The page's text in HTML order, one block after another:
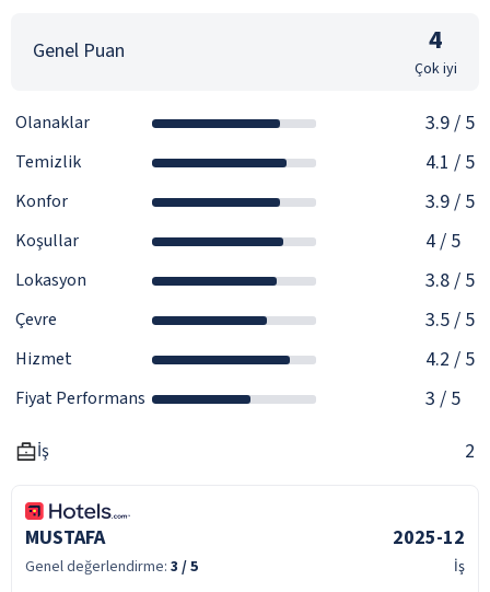
Genel Puan 4
Çok iyi
Olanaklar 3.9/ 5
Temizlik 4.1 / 5
Konfor 3.9/ 5
Koşullar 4/ 5
Lokasyon 3.8/ 5
Çevre 3.5/ 5
Hizmet 4.2 / 5
Fiyat Performans 3 / 5
İş 2
MUSTAFA 2025-12
Genel değerlendirme: 3 / 5
İş